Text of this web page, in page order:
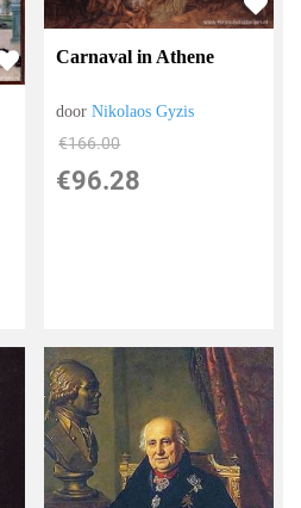
Carnaval in Athene
doorNikolaos Gyzis
€166.00
€96.28